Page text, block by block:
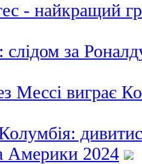
- найкращий
слідом за
Мессі виграє
Америки 2024